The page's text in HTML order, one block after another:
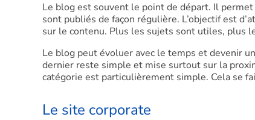
Le blog est souvent le point de départ. Il
sont publiés de façon régulière. L’objectif est
sur le contenu. Plus les sujets sont utiles, plus
Le blog peut évoluer avec le temps et devenir
dernier reste simple et mise surtout sur la
catégorie est particulièrement simple. Cela se
Le site corporate